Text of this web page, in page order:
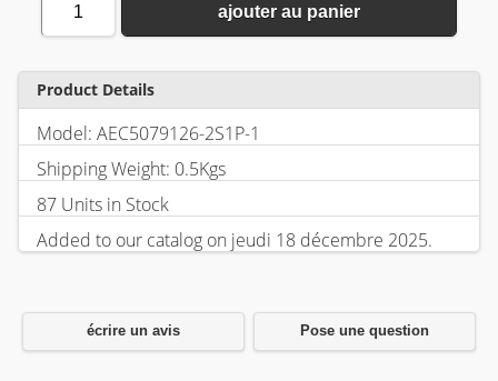
1 ajouter au panier
Product Details
Model: AEC5079126-2S1P-1
Shipping Weight: 0.5Kgs
87 Units in Stock
Added to our catalog on jeudi 18 décembre 2025.
écrire un avis Pose une question